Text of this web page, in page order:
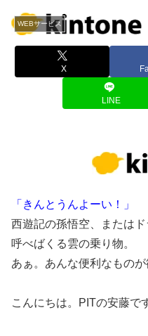
WEBサービス
X
LINE
「きんとうんよーい！」
西遊記の孫悟空、またはド
呼べばくる雲の乗り物。
あぁ。あんな便利なものが
こんにちは。PITの安藤で